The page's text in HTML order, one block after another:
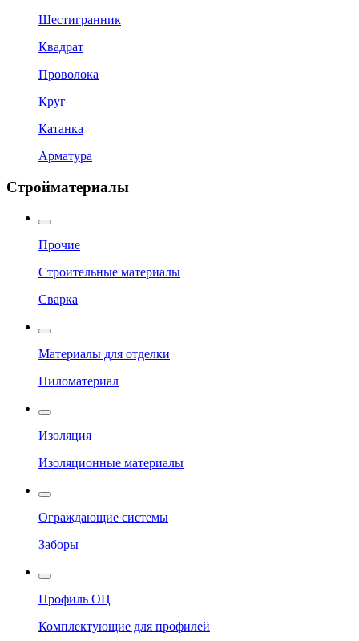
Шестигранник
Квадрат
Проволока
Круг
Катанка
Арматура
Стройматериалы
Прочие
Строительные материалы
Сварка
Материалы для отделки
Пиломатериал
Изоляция
Изоляционные материалы
Ограждающие системы
Заборы
Профиль ОЦ
Комплектующие для профилей